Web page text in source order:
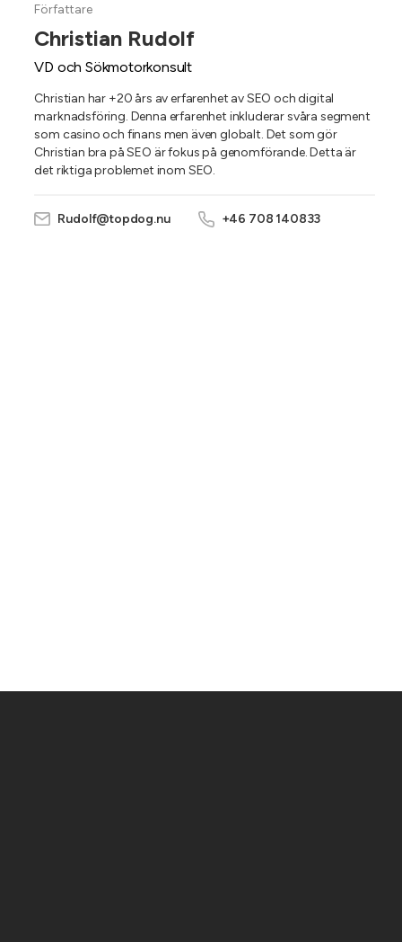
Författare
Christian Rudolf
VD och Sökmotorkonsult
Christian har +20 års av erfarenhet av SEO och digital
marknadsföring. Denna erfarenhet inkluderar svåra segment
som casino och finans men även globalt. Det som gör
Christian bra på SEO är fokus på genomförande. Detta är
det riktiga problemet inom SEO.
Rudolf@topdog.nu +46 708 140833